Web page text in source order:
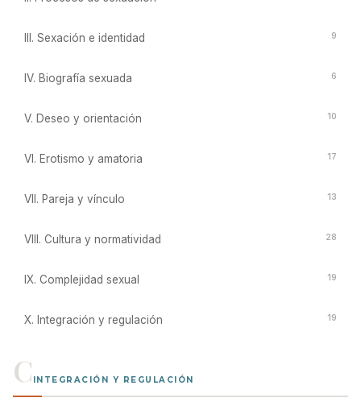
III. Sexación e identidad 9
IV. Biografía sexuada 6
V. Deseo y orientación 10
VI. Erotismo y amatoria 17
VII. Pareja y vínculo 13
VIII. Cultura y normatividad 28
IX. Complejidad sexual 19
X. Integración y regulación 19
C INTEGRACIÓN Y REGULACIÓN